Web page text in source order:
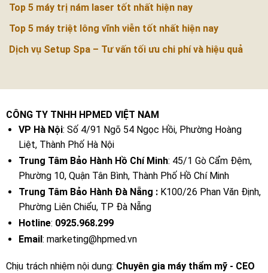
Top 5 máy trị nám laser tốt nhất hiện nay
Top 5 máy triệt lông vĩnh viễn tốt nhất hiện nay
Dịch vụ Setup Spa – Tư vấn tối ưu chi phí và hiệu quả
CÔNG TY TNHH HPMED VIỆT NAM
VP Hà Nội: Số 4/91 Ngõ 54 Ngọc Hồi, Phường Hoàng
Liệt, Thành Phố Hà Nội
Trung Tâm Bảo Hành Hồ Chí Minh: 45/1 Gò Cẩm Đệm,
Phường 10, Quận Tân Bình, Thành Phố Hồ Chí Minh
Trung Tâm Bảo Hành Đà Nẵng :K100/26 Phan Văn Định,
Phường Liên Chiểu, TP Đà Nẵng
Hotline: 0925.968.299
Email: marketing@hpmed.vn
Chịu trách nhiệm nội dung: Chuyên gia máy thẩm mỹ - CEO